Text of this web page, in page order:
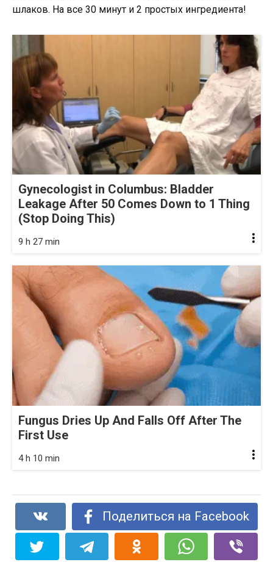
шлаков. На все 30 минут и 2 простых ингредиента!
Gynecologist in Columbus: Bladder
Leakage After 50 Comes Down to 1 Thing
(Stop Doing This)
9 h 27 min
Fungus Dries Up And Falls Off After The
First Use
4 h 10 min
Поделиться на Facebook